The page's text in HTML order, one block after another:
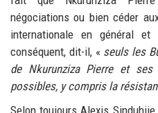
négociations ou bien céder
internationale en général
conséquent, dit-il, « seuls les
de Nkurunziza Pierre et
possibles, y compris la